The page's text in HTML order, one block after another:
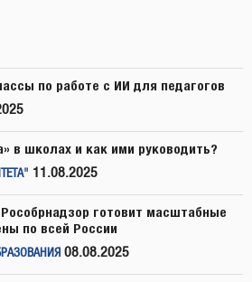
по работе с ИИ для педагогов
в школах и как ими руководить?
11.08.2025
готовит масштабные
по всей России
08.08.2025